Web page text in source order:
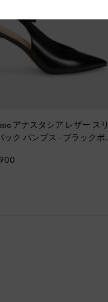
アナスタシア レザー スリ
ック パンプス - ブラックボ